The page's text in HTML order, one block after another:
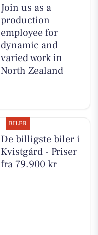
Join us as a
production
employee for
dynamic and
varied work in
North Zealand
BILER
De billigste biler i
Kvistgård - Priser
fra 79.900 kr